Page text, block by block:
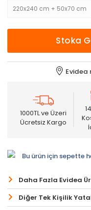
220x240 cm + 50x70 cm
Stoka
Evidea
1000TL ve Üzeri
Ücretsiz Kargo
Bu ürün için sepette
Daha Fazla Evidea
Diğer Tek Kişilik